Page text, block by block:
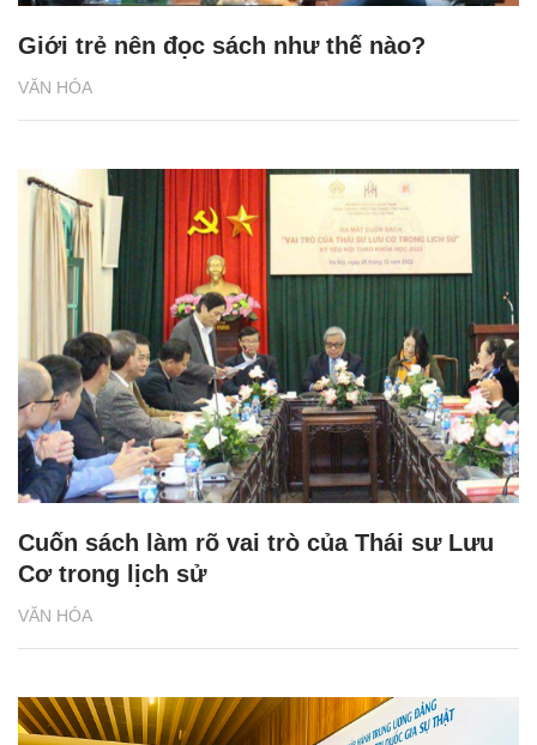
VĂN HÓA
Giới trẻ nên đọc sách như thế nào?
VĂN HÓA
Cuốn sách làm rõ vai trò của Thái sư Lưu
Cơ trong lịch sử